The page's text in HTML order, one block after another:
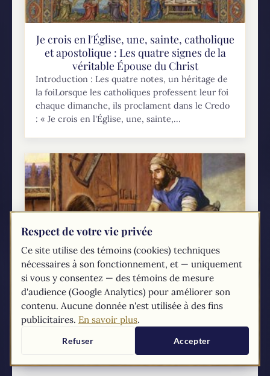
Je crois en l'Église, une, sainte, catholique
et apostolique : Les quatre signes de la
véritable Épouse du Christ
Introduction : Les quatre notes, un héritage de
la foiLorsque les catholiques professent leur foi
chaque dimanche, ils proclament dans le Credo
: « Je crois en l'Église, une, sainte,...
Fête de Saint Joseph travailleur: 1er mai
Saint Joseph, le père adoptif de Jésus et l’époux
de la Vierge Marie, est une figure emblématique
pour sa discrétion et son humilité, Joseph...
Respect de votre vie privée
Ce site utilise des témoins (cookies) techniques
nécessaires à son fonctionnement, et — uniquement
si vous y consentez — des témoins de mesure
d'audience (Google Analytics) pour améliorer son
contenu. Aucune donnée n'est utilisée à des fins
publicitaires. En savoir plus.
Refuser Accepter